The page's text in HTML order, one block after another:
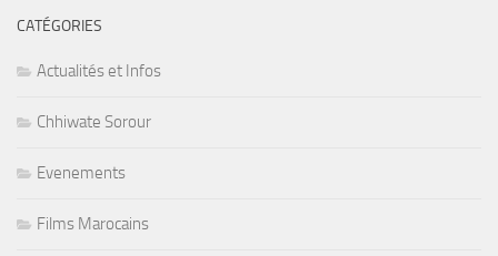
CATÉGORIES
Actualités et Infos
Chhiwate Sorour
Evenements
Films Marocains